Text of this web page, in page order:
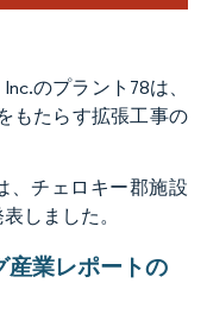
のプラント78は、
もたらす拡張工事の
、チェロキー郡施設
しました。
産業レポートの